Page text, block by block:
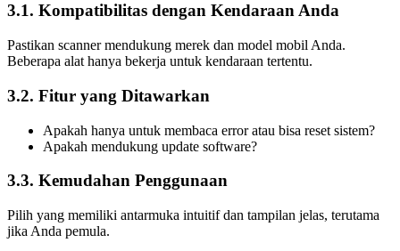
3.1. Kompatibilitas dengan Kendaraan Anda
Pastikan scanner mendukung merek dan model mobil Anda.
Beberapa alat hanya bekerja untuk kendaraan tertentu.
3.2. Fitur yang Ditawarkan
Apakah hanya untuk membaca error atau bisa reset sistem?
Apakah mendukung update software?
3.3. Kemudahan Penggunaan
Pilih yang memiliki antarmuka intuitif dan tampilan jelas, terutama
jika Anda pemula.